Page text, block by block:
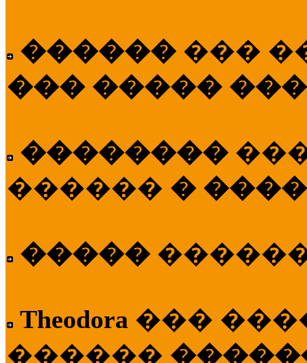
������ ���
��� �����
��������
������ �
�����
Theodora ���
������